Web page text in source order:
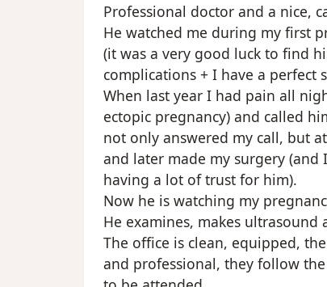
Professional doctor and a nice,
He watched me during my first
(it was a very good luck to find
complications + I have a perfect
When last year I had pain all
ectopic pregnancy) and called
not only answered my call, but
and later made my surgery
having a lot of trust for him).
Now he is watching my
He examines, makes ultrasound
The office is clean, equipped,
and professional, they follow